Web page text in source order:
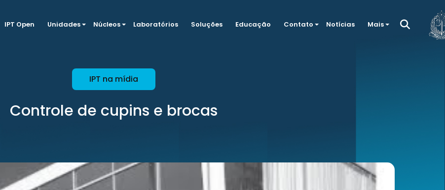
IPT Open Unidades Núcleos Laboratórios Soluções Educação Contato Notícias Mais
IPT na mídia
Controle de cupins e brocas